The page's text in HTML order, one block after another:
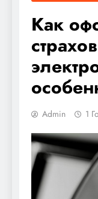
Как
Admin 1